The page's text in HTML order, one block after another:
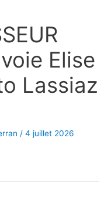
Elise
Lassiaz
/ 4 juillet 2026